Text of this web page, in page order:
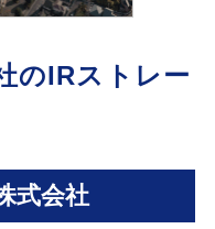
のIRストレー
式会社